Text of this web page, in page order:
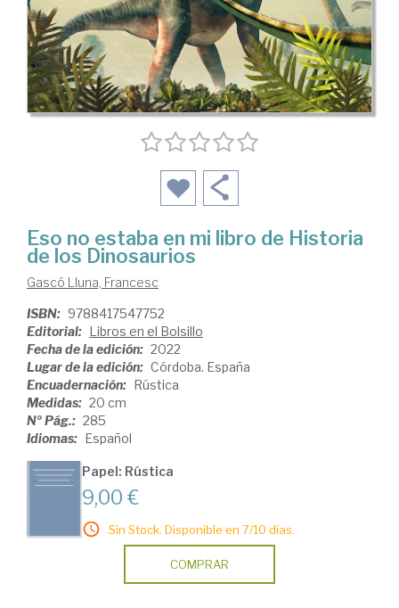
Eso no estaba en mi libro de Historia
de los Dinosaurios
Gascó Lluna, Francesc
ISBN: 9788417547752
Editorial: Libros en el Bolsillo
Fecha de la edición: 2022
Lugar de la edición: Córdoba. España
Encuadernación: Rústica
Medidas: 20 cm
Nº Pág.: 285
Idiomas: Español
Papel: Rústica
9,00 €
Sin Stock. Disponible en 7/10 días.
COMPRAR